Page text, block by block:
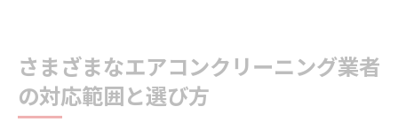
さまざまなエアコンクリーニング業者
の対応範囲と選び方